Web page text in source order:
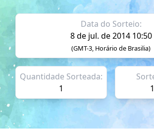
Data do Sorteio:
8 de jul. de 2014 10:50
(GMT-3, Horário de Brasilia)
Quantidade Sorteada:
1